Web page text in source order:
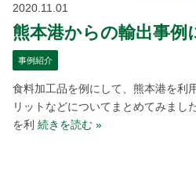
2020.11.01
熊本港からの輸出事例
事例紹介
食料加工品を例にして、熊本港を利
リットなどについてまとめてみまし
を利 続きを読む »